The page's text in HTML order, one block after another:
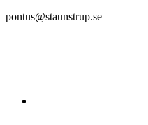
pontus@staunstrup.se